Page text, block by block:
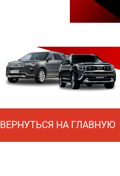
ВЕРНУТЬСЯ НА ГЛАВНУЮ